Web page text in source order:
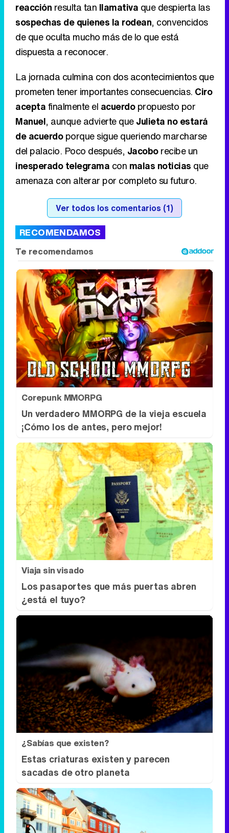
reacción resulta tan llamativa que despierta las
sospechas de quienes la rodean, convencidos
de que oculta mucho más de lo que está
dispuesta a reconocer.
La jornada culmina con dos acontecimientos que
prometen tener importantes consecuencias. Ciro
aceptafinalmente el acuerdopropuesto por
Manuel, aunque advierte queJulieta no estará
de acuerdoporque sigue queriendo marcharse
del palacio. Poco después, Jacoborecibe un
inesperado telegrama con malas noticias que
amenaza con alterar por completo su futuro.
Ver todos los comentarios (1)
RECOMENDAMOS
Corepunk MMORPG
Un verdadero MMORPG de la vieja escuela
¡Cómo los de antes, pero mejor!
Viaja sin visado
Los pasaportes que más puertas abren
¿está el tuyo?
¿Sabías que existen?
Estas criaturas existen y parecen
sacadas de otro planeta